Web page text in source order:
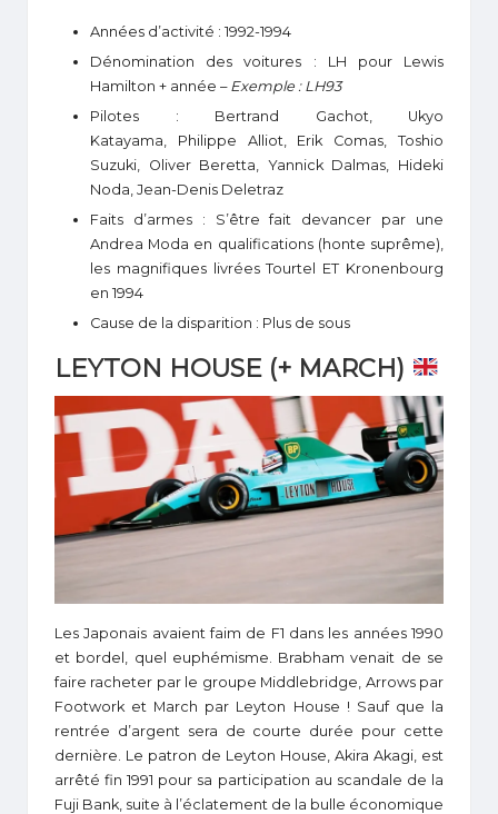
Années d’activité : 1992-1994
Dénomination des voitures : LH pour Lewis
Hamilton + année – Exemple : LH93
Pilotes : Bertrand Gachot, Ukyo
Katayama, Philippe Alliot, Erik Comas, Toshio
Suzuki, Oliver Beretta, Yannick Dalmas, Hideki
Noda, Jean-Denis Deletraz
Faits d’armes : S’être fait devancer par une
Andrea Moda en qualifications (honte suprême),
les magnifiques livrées Tourtel ET Kronenbourg
en 1994
Cause de la disparition : Plus de sous
LEYTON HOUSE (+ MARCH)
Les Japonais avaient faim de F1 dans les années 1990
et bordel, quel euphémisme. Brabham venait de se
faire racheter par le groupe Middlebridge, Arrows par
Footwork et March par Leyton House ! Sauf que la
rentrée d’argent sera de courte durée pour cette
dernière. Le patron de Leyton House, Akira Akagi, est
arrêté fin 1991 pour sa participation au scandale de la
Fuji Bank, suite à l’éclatement de la bulle économique